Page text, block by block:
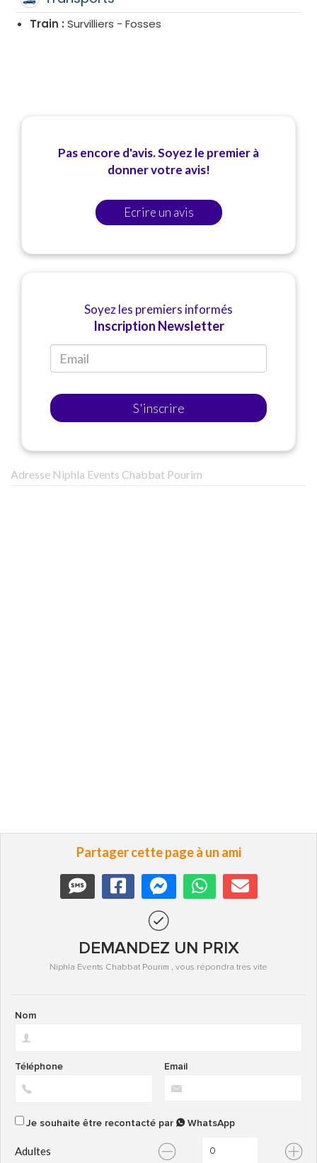
Train : Survilliers - Fosses
Pas encore d'avis. Soyez le premier à
donner votre avis!
Ecrire un avis
Soyez les premiers informés
Inscription Newsletter
S'inscrire
Adresse Niphla Events Chabbat Pourim
Partager cette page à un ami
DEMANDEZ UN PRIX
Niphla Events Chabbat Pourim , vous répondra très vite
Nom
Email
Téléphone
Je souhaite être recontacté par WhatsApp
Adultes